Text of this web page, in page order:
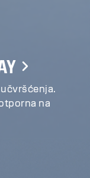
na